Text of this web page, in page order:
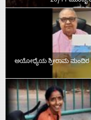
ಅಯೋಧ್ಯೆಯ ಶ್ರೀರಾಮ ಮಂದಿರ